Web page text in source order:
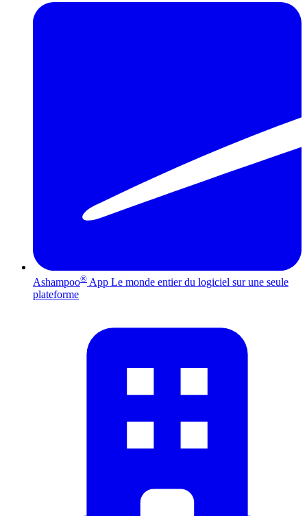
Ashampoo® App Le monde entier du logiciel sur une seule
plateforme